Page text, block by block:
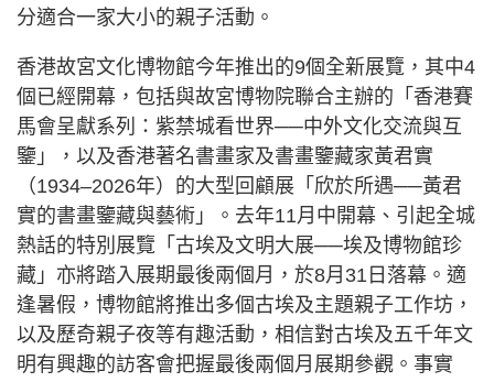
分適合一家大小的親子活動。
香港故宮文化博物館今年推出的9個全新展覽，其中4
個已經開幕，包括與故宮博物院聯合主辦的「香港賽
馬會呈獻系列：紫禁城看世界──中外文化交流與互
鑒」，以及香港著名書畫家及書畫鑒藏家黃君實
（1934–2026年）的大型回顧展「欣於所遇──黃君
實的書畫鑒藏與藝術」。去年11月中開幕、引起全城
熱話的特別展覽「古埃及文明大展──埃及博物館珍
藏」亦將踏入展期最後兩個月，於8月31日落幕。適
逢暑假，博物館將推出多個古埃及主題親子工作坊，
以及歷奇親子夜等有趣活動，相信對古埃及五千年文
明有興趣的訪客會把握最後兩個月展期參觀。事實